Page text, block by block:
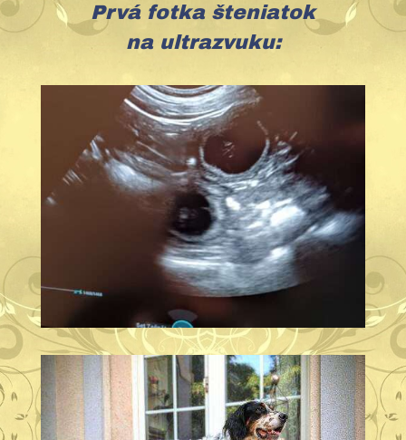
Prvá fotka šteniatok
na ultrazvuku: